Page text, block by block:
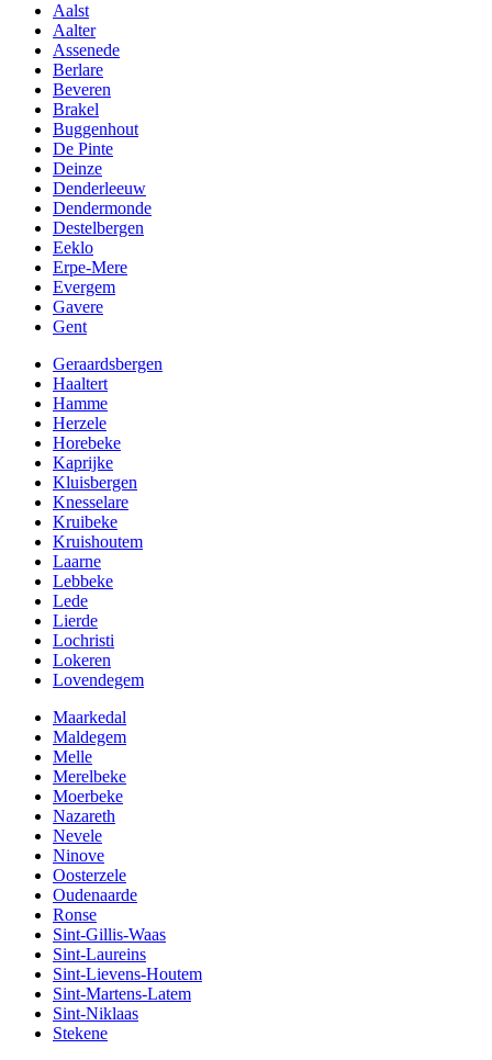
Aalst
Aalter
Assenede
Berlare
Beveren
Brakel
Buggenhout
De Pinte
Deinze
Denderleeuw
Dendermonde
Destelbergen
Eeklo
Erpe-Mere
Evergem
Gavere
Gent
Geraardsbergen
Haaltert
Hamme
Herzele
Horebeke
Kaprijke
Kluisbergen
Knesselare
Kruibeke
Kruishoutem
Laarne
Lebbeke
Lede
Lierde
Lochristi
Lokeren
Lovendegem
Maarkedal
Maldegem
Melle
Merelbeke
Moerbeke
Nazareth
Nevele
Ninove
Oosterzele
Oudenaarde
Ronse
Sint-Gillis-Waas
Sint-Laureins
Sint-Lievens-Houtem
Sint-Martens-Latem
Sint-Niklaas
Stekene